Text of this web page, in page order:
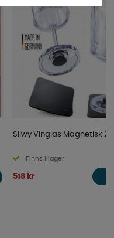
Silwy Vinglas Magnetisk 2-
Finns i lager
518 kr